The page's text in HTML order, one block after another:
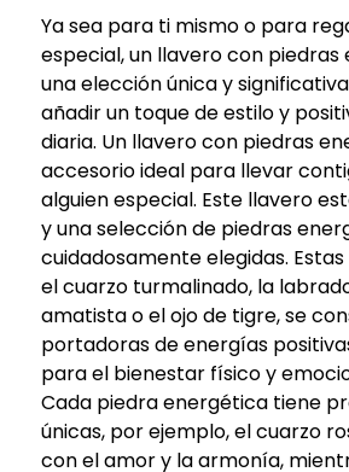
Ya sea para ti mismo o para
especial, un llavero con piedras
una elección única y
añadir un toque de estilo y
diaria. Un llavero con piedras
accesorio ideal para llevar
alguien especial. Este llavero
y una selección de piedras
cuidadosamente elegidas.
el cuarzo turmalinado, la
amatista o el ojo de tigre, se
portadoras de energías
para el bienestar físico y
Cada piedra energética tiene
únicas, por ejemplo, el cuarzo
con el amor y la armonía,